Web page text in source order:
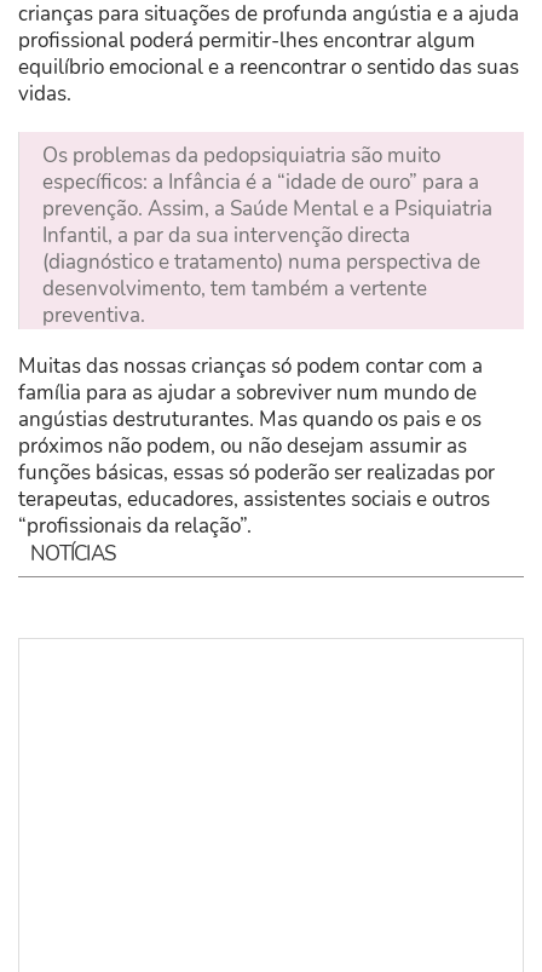
crianças para situações de profunda angústia e a ajuda
profissional poderá permitir-lhes encontrar algum
equilíbrio emocional e a reencontrar o sentido das suas
vidas.
Os problemas da pedopsiquiatria são muito
específicos: a Infância é a “idade de ouro” para a
prevenção. Assim, a Saúde Mental e a Psiquiatria
Infantil, a par da sua intervenção directa
(diagnóstico e tratamento) numa perspectiva de
desenvolvimento, tem também a vertente
preventiva.
Muitas das nossas crianças só podem contar com a
família para as ajudar a sobreviver num mundo de
angústias destruturantes. Mas quando os pais e os
próximos não podem, ou não desejam assumir as
funções básicas, essas só poderão ser realizadas por
terapeutas, educadores, assistentes sociais e outros
“profissionais da relação”.
NOTÍCIAS